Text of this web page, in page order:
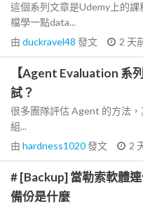
這個系列文章是Udemy上的
檔學一點data...
由 duckravel48 發文 2 天
【Agent Evaluation 系
試？
很多團隊評估 Agent 的方法
組...
由 hardness1020發文 2
# [Backup] 當勒索軟體
備份是什麼